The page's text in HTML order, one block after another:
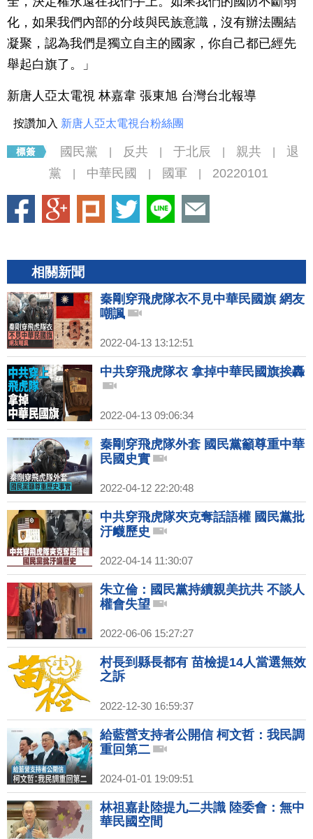
化，如果我們內部的分歧與民族意識，沒有辦法團結
凝聚，認為我們是獨立自主的國家，你自己都已經先
舉起白旗了。」
新唐人亞太電視 林嘉韋 張東旭 台灣台北報導
按讚加入 新唐人亞太電視台粉絲團
國民黨 反共 于北辰 親共
退
黨
中華民國 國軍 20220101
相關新聞
秦剛穿飛虎隊衣不見中華民國旗 網友
嘲諷
2022-04-13 13:12:51
中共穿飛虎隊衣 拿掉中華民國旗挨轟
2022-04-13 09:06:34
秦剛穿飛虎隊外套 國民黨籲尊重中華
民國史實
2022-04-12 22:20:48
中共穿飛虎隊夾克奪話語權 國民黨批
汙衊歷史
2022-04-14 11:30:07
朱立倫：國民黨持續親美抗共 不談人
權會失望
2022-06-06 15:27:27
村長到縣長都有 苗檢提14人當選無效
之訴
2022-12-30 16:59:37
給藍營支持者公開信 柯文哲：我民調
重回第二
2024-01-01 19:09:51
林祖嘉赴陸提九二共識 陸委會：無中
華民國空間